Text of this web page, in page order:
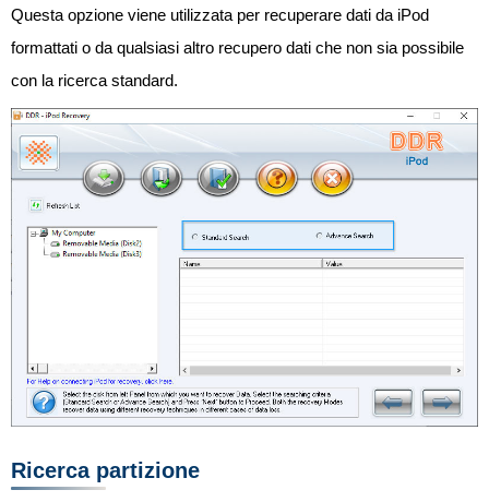
Questa opzione viene utilizzata per recuperare dati da iPod
formattati o da qualsiasi altro recupero dati che non sia possibile
con la ricerca standard.
Ricerca partizione